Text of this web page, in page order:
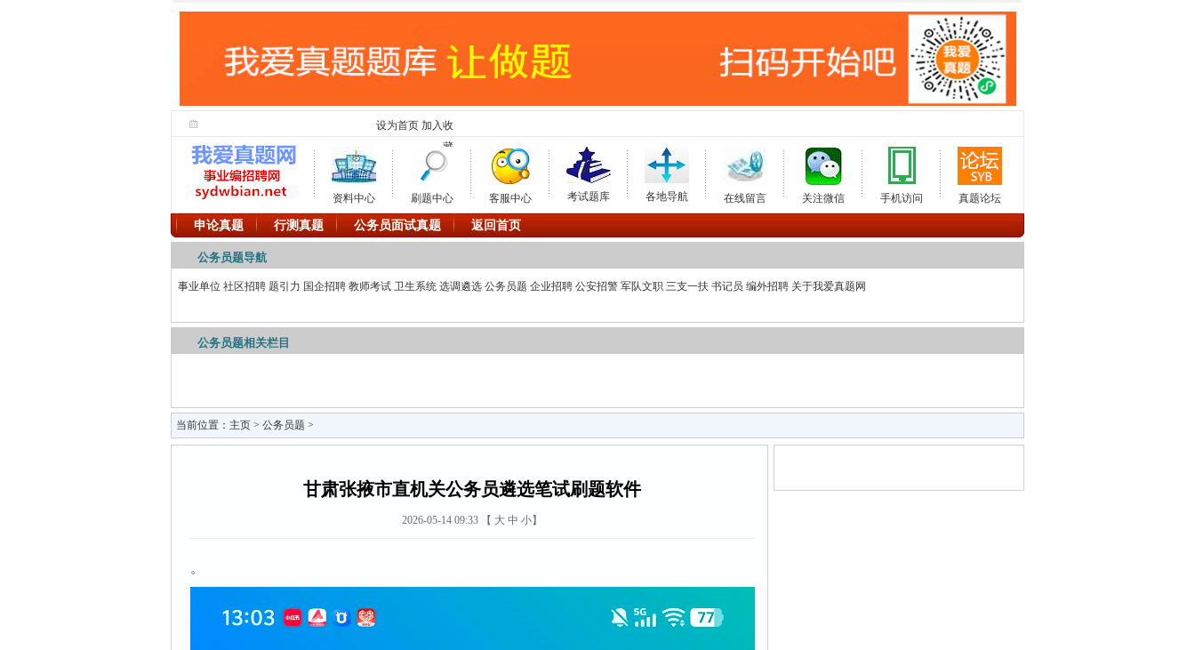
设为首页 加入收
藏
资料中心 刷题中心 客服中心 考试题库 各地导航 在线留言 关注微信 手机访问 真题论坛
申论真题 行测真题 公务员面试真题 返回首页
公务员题导航
事业单位 社区招聘 题引力 国企招聘 教师考试 卫生系统 选调遴选 公务员题 企业招聘 公安招警 军队文职 三支一扶 书记员 编外招聘 关于我爱真题网
公务员题相关栏目
当前位置： 主页 > 公务员题 >
甘肃张掖市直机关公务员遴选笔试刷题软件
2026-05-14 09:33 【 大 中 小】
。